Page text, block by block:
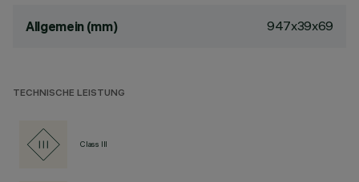
Allgemein (mm) 947x39x69
TECHNISCHE LEISTUNG
Class III